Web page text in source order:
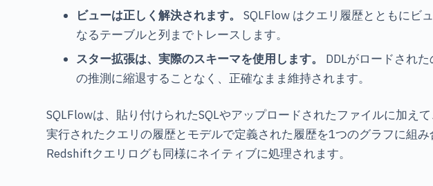
ビューは正しく解決されます。
SQLFlow はクエリ履歴とともにビ
なるテーブルと列までトレースします。
スター拡張は、実際のスキーマを使用します。
DDLがロードされた
の推測に縮退することなく、正確なまま維持されます。
SQLFlowは、貼り付けられたSQLやアップロードされたファイルに加え
実行されたクエリの履歴とモデルで定義された履歴を1つのグラフに組
Redshiftクエリログも同様にネイティブに処理されます。